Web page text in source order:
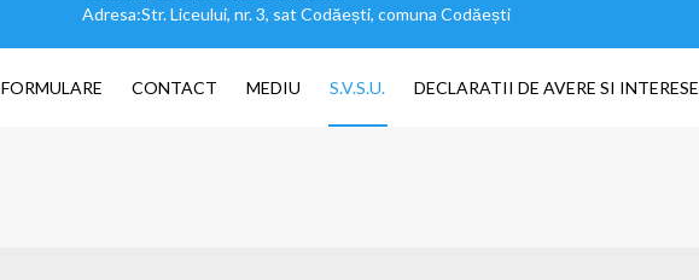
Adresa:Str. Liceului, nr. 3, sat Codăești, comuna Codăești
FORMULARE CONTACT MEDIU S.V.S.U. DECLARATII DE AVERE SI INTERESE